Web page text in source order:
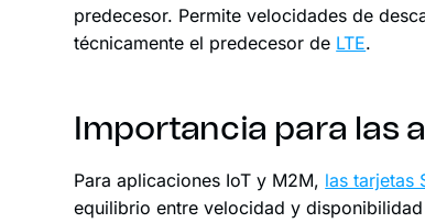
predecesor. Permite velocidades de
técnicamente el predecesor de LTE.
Importancia para las
Para aplicaciones IoT y M2M, las tarjetas
equilibrio entre velocidad y